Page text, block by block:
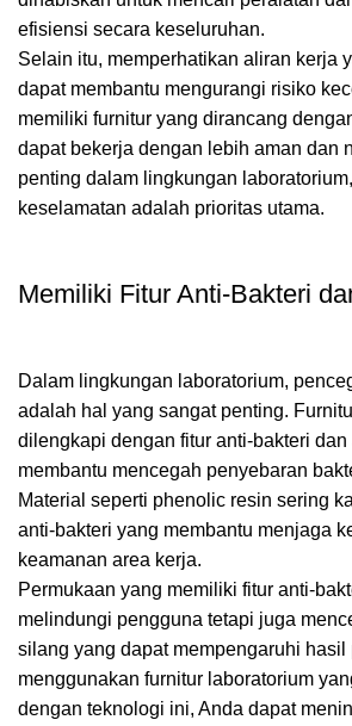
efisiensi secara keseluruhan.
Selain itu, memperhatikan aliran kerja
dapat membantu mengurangi risiko
memiliki furnitur yang dirancang
dapat bekerja dengan lebih aman dan
penting dalam lingkungan
keselamatan adalah prioritas utama.
Memiliki Fitur Anti-Bakteri
Dalam lingkungan laboratorium,
adalah hal yang sangat penting.
dilengkapi dengan fitur anti-bakteri
membantu mencegah penyebaran
Material seperti phenolic resin sering
anti-bakteri yang membantu menjaga
keamanan area kerja.
Permukaan yang memiliki fitur anti-
melindungi pengguna tetapi juga
silang yang dapat mempengaruhi
menggunakan furnitur laboratorium
dengan teknologi ini, Anda dapat